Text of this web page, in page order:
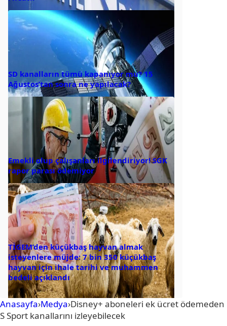
SD kanalların tümü kapanıyor mu? 15
Ağustos’tan sonra ne yapılacak?
Emekli olup çalışanları ilgilendiriyor! SGK
rapor parası ödemiyor
TİGEM’den küçükbaş hayvan almak
isteyenlere müjde: 7 bin 350 küçükbaş
hayvan için ihale tarihi ve muhammen
bedeli açıklandı
Anasayfa›Medya›Disney+ aboneleri ek ücret ödemeden
S Sport kanallarını izleyebilecek